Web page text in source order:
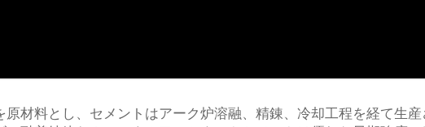
材料とし、セメントはアーク炉溶融、精錬、冷却工程を経て生産